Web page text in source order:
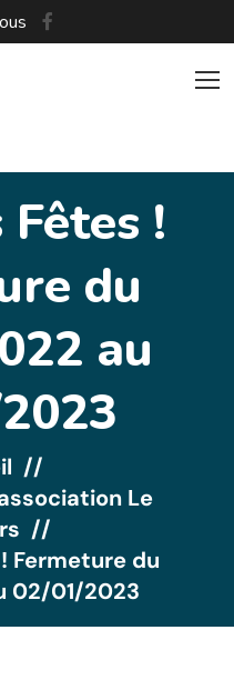
Fêtes !
du
au
Le
Fermeture du
02/01/2023